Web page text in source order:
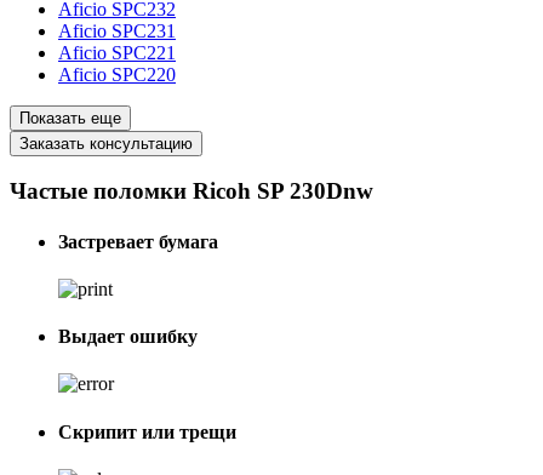
Aficio SPC232
Aficio SPC231
Aficio SPC221
Aficio SPC220
Показать еще
Заказать консультацию
Частые поломки Ricoh SP 230Dnw
Застревает бумага
Выдает ошибку
Скрипит или трещи